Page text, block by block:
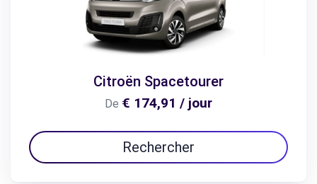
Citroën Spacetourer
De € 174,91 / jour
Rechercher